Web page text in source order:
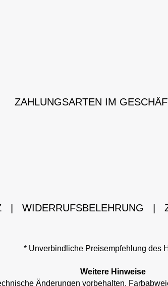
ZAHLUNGSARTEN IM
WIDERRUFSBELEHRUNG
* Unverbindliche Preisempfehlung des
Weitere Hinweise
Änderungen vorbehalten.